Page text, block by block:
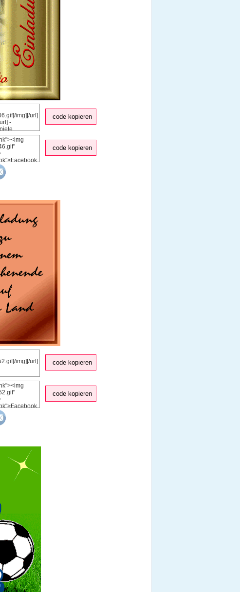
code kopieren
code kopieren
code kopieren
code kopieren